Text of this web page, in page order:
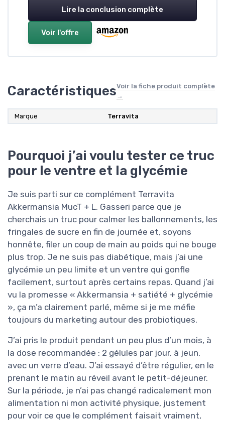
Lire la conclusion complète
Voir l'offre
CaractéristiquesVoir la fiche produit complète
→
Marque Terravita
Pourquoi j’ai voulu tester ce truc
pour le ventre et la glycémie
Je suis parti sur ce complément Terravita
Akkermansia MucT + L. Gasseri parce que je
cherchais un truc pour calmer les ballonnements, les
fringales de sucre en fin de journée et, soyons
honnête, filer un coup de main au poids qui ne bouge
plus trop. Je ne suis pas diabétique, mais j’ai une
glycémie un peu limite et un ventre qui gonfle
facilement, surtout après certains repas. Quand j’ai
vu la promesse « Akkermansia + satiété + glycémie
», ça m’a clairement parlé, même si je me méfie
toujours du marketing autour des probiotiques.
J’ai pris le produit pendant un peu plus d’un mois, à
la dose recommandée : 2 gélules par jour, à jeun,
avec un verre d’eau. J’ai essayé d’être régulier, en le
prenant le matin au réveil avant le petit-déjeuner.
Sur la période, je n’ai pas changé radicalement mon
alimentation ni mon activité physique, justement
pour voir ce que le complément faisait vraiment,